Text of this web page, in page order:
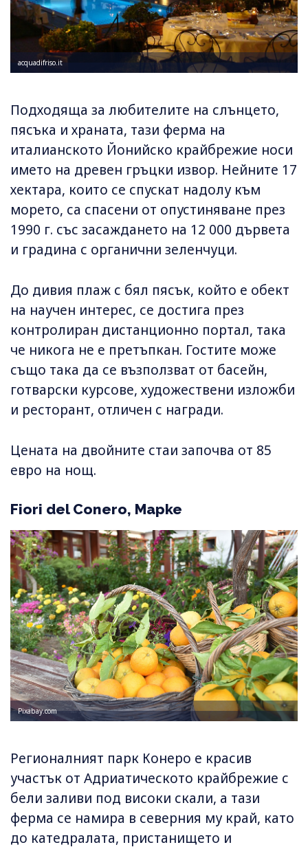
acquadifriso.it
Подходяща за любителите на слънцето,
пясъка и храната, тази ферма на
италианското Йонийско крайбрежие носи
името на древен гръцки извор. Нейните 17
хектара, които се спускат надолу към
морето, са спасени от опустиняване през
1990 г. със засаждането на 12 000 дървета
и градина с органични зеленчуци.
До дивия плаж с бял пясък, който е обект
на научен интерес, се достига през
контролиран дистанционно портал, така
че никога не е претъпкан. Гостите може
също така да се възползват от басейн,
готварски курсове, художествени изложби
и ресторант, отличен с награди.
Цената на двойните стаи започва от 85
евро на нощ.
Fiori del Conero, Марке
Pixabay.com
Регионалният парк Конеро е красив
участък от Адриатическото крайбрежие с
бели заливи под високи скали, а тази
ферма се намира в северния му край, като
до катедралата, пристанището и